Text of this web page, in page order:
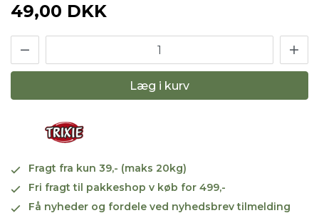
49,00 DKK
Læg i kurv
Fragt fra kun 39,- (maks 20kg)
Fri fragt til pakkeshop v køb for 499,-
Få nyheder og fordele ved nyhedsbrev tilmelding